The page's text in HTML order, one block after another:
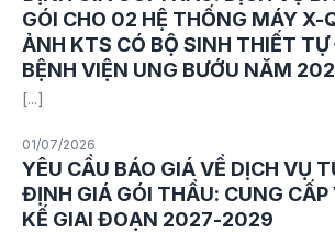
GÓI CHO 02 HỆ THỐNG MÁY X-
ẢNH KTS CÓ BỘ SINH THIẾT
BỆNH VIỆN UNG BƯỚU NĂM
[...]
YÊU CẦU BÁO GIÁ VỀ DỊCH VỤ
ĐỊNH GIÁ GÓI THẦU: CUNG CẤP
KẾ GIAI ĐOẠN 2027-2029
01/07/2026